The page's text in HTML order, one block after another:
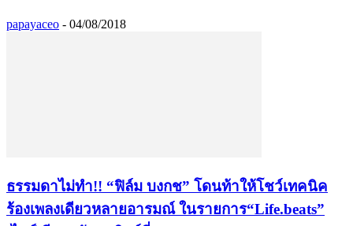
papayaceo - 04/08/2018
ธรรมดาไม่ทำ!! “ฟิล์ม บงกช” โดนท้าให้โชว์เทคนิค
ร้องเพลงเดียวหลายอารมณ์ ในรายการ“Life.beats”